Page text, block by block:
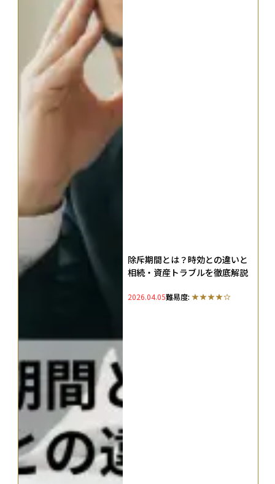
除斥期間とは？時効との違いと
相続・資産トラブルを徹底解説
2026.04.05難易度: